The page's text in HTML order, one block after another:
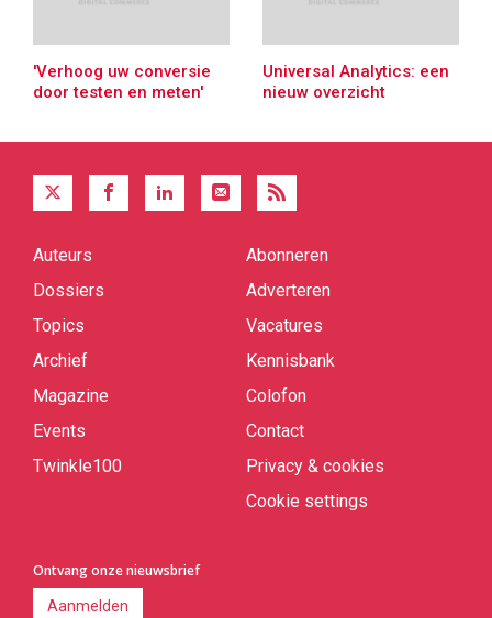
'Verhoog uw conversie
door testen en meten'
Universal Analytics: een
nieuw overzicht
Quick
Auteurs
Dossiers
Topics
Archief
Magazine
Events
Twinkle100
Abonneren
Adverteren
Vacatures
Kennisbank
Colofon
Contact
Privacy & cookies
Cookie settings
Ontvang onze nieuwsbrief
Aanmelden